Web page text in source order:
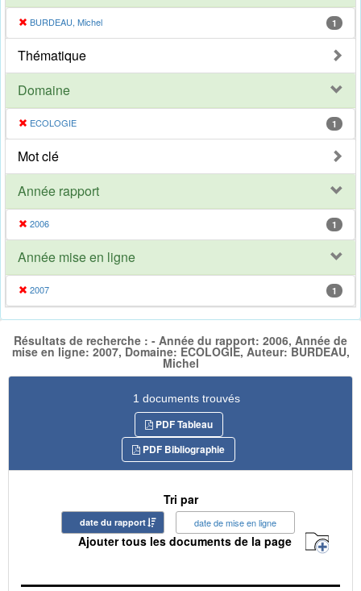
BURDEAU, Michel 1
Thématique
Domaine
ECOLOGIE 1
Mot clé
Année rapport
2006 1
Année mise en ligne
2007 1
Résultats de recherche : - Année du rapport: 2006, Année de
mise en ligne: 2007, Domaine: ECOLOGIE, Auteur: BURDEAU,
Michel
1 documents trouvés
PDF Tableau
PDF Bibliographie
Tri par
date du rapport date de mise en ligne
Ajouter tous les documents de la page